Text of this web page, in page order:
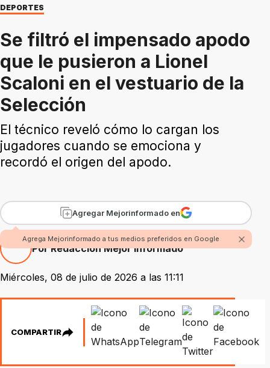
DEPORTES
Se filtró el impensado apodo
que le pusieron a Lionel
Scaloni en el vestuario de la
Selección
El técnico reveló cómo lo cargan los
jugadores cuando se emociona y
recordó el origen del apodo.
Agregar Mejorinformado en
Agrega Mejorinformado a tus medios preferidos en Google
Por Redacción Mejor Informado
Miércoles, 08 de julio de 2026 a las 11:11
COMPARTIR